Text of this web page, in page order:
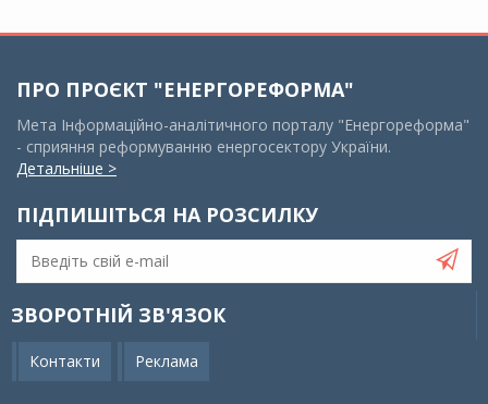
ПРО ПРОЄКТ "ЕНЕРГОРЕФОРМА"
Мета Інформаційно-аналітичного порталу "Енергореформа"
- сприяння реформуванню енергосектору України.
Детальніше >
ПІДПИШІТЬСЯ НА РОЗСИЛКУ
ЗВОРОТНІЙ ЗВ'ЯЗОК
Контакти Реклама